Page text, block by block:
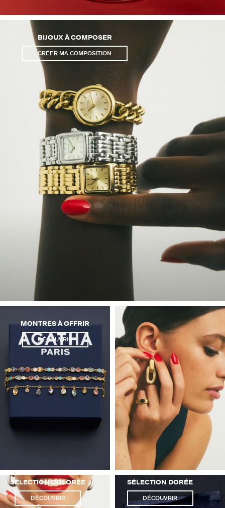
BIJOUX À COMPOSER
CRÉER MA COMPOSITION
MONTRES À OFFRIR
DÉCOUVRIR
SÉLECTION COLORÉE
DÉCOUVRIR
SÉLECTION DORÉE
DÉCOUVRIR